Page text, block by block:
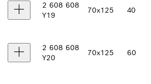
2 608 608
Y19
70x125 40
2 608 608
Y20
70x125 60